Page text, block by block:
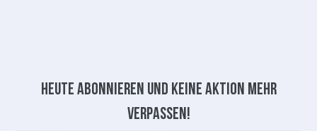
Heute abonnieren und keine aktion mehr
verpassen!